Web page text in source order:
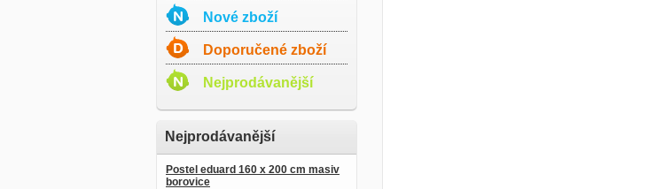
Nové zboží
Doporučené zboží
Nejprodávanější
Nejprodávanější
Postel eduard 160 x 200 cm masiv
borovice